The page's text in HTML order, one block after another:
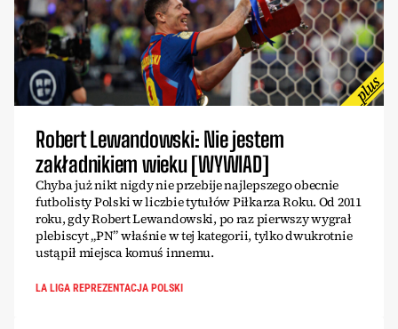
Robert Lewandowski: Nie jestem
zakładnikiem wieku [WYWIAD]
Chyba już nikt nigdy nie przebije najlepszego obecnie
futbolisty Polski w liczbie tytułów Piłkarza Roku. Od 2011
roku, gdy Robert Lewandowski, po raz pierwszy wygrał
plebiscyt „PN” właśnie w tej kategorii, tylko dwukrotnie
ustąpił miejsca komuś innemu.
LA LIGA REPREZENTACJA POLSKI